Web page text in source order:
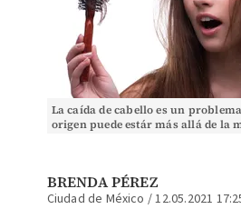
La caída de cabello es un
origen puede estár más allá de la
BRENDA PÉREZ
Ciudad de México /12.05.2021